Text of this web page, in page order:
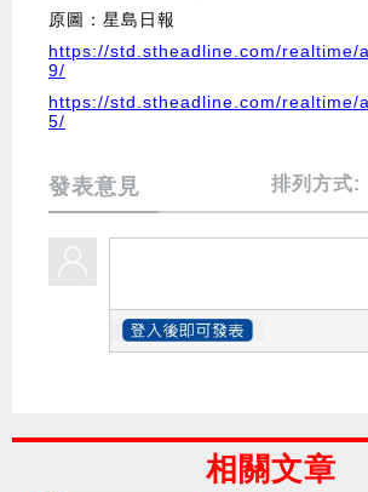
原圖：星島日報
https://std.stheadline.com/realtime/
9/
https://std.stheadline.com/realtime/
5/
發表意見 排列方式:
相關文章